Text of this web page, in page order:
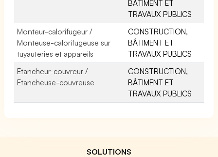
BÂTIMENT ET
TRAVAUX PUBLICS
Monteur-calorifugeur /
Monteuse-calorifugeuse sur
tuyauteries et appareils
CONSTRUCTION,
BÂTIMENT ET
TRAVAUX PUBLICS
Etancheur-couvreur /
Etancheuse-couvreuse
CONSTRUCTION,
BÂTIMENT ET
TRAVAUX PUBLICS
SOLUTIONS